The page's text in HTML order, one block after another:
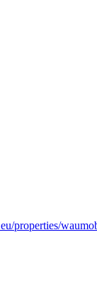
properties/